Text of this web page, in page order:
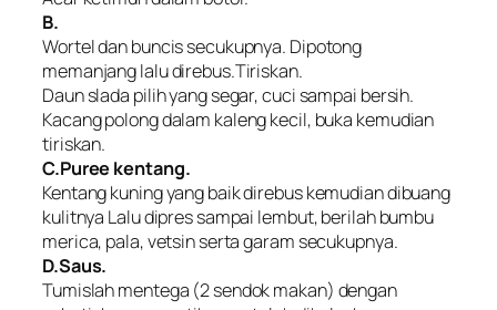
B.
Wortel dan buncis secukupnya. Dipotong
memanjang lalu direbus.Tiriskan.
Daun slada pilih yang segar, cuci sampai bersih.
Kacang polong dalam kaleng kecil, buka kemudian
tiriskan.
C.Puree kentang.
Kentang kuning yang baik direbus kemudian dibuang
kulitnya Lalu dipres sampai lembut, berilah bumbu
merica, pala, vetsin serta garam secukupnya.
D.Saus.
Tumislah mentega (2 sendok makan) dengan